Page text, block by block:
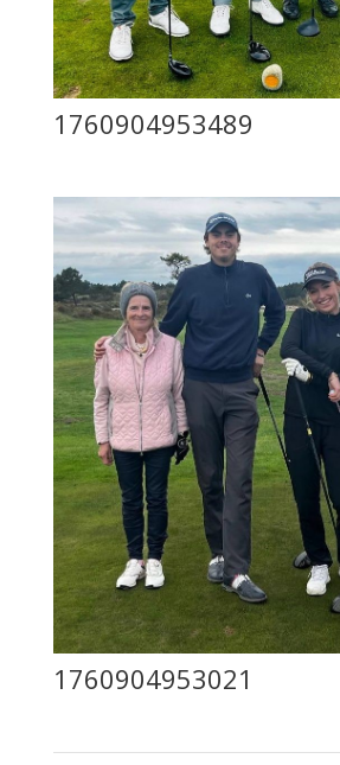
1760904953489
1760904953021